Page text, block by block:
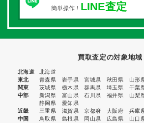
簡単操作！ LINE査定
買取査定の対象地域
北海道
北海道
東北
青森県 岩手県 宮城県 秋田県 山形
関東
茨城県 栃木県 群馬県 埼玉県 千葉
中部
新潟県 富山県 石川県 福井県 山梨
静岡県
愛知県
近畿
三重県 滋賀県 京都府 大阪府 兵庫
中国
鳥取県 島根県 岡山県 広島県
山口